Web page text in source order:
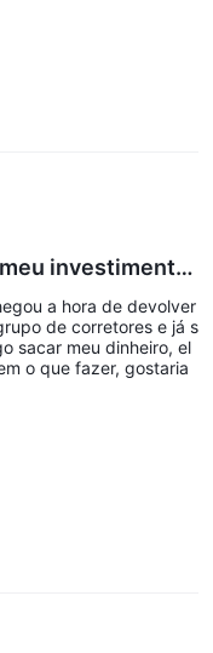
investimento
a hora de devolver
de corretores e já s
sacar meu dinheiro, el
o que fazer, gostaria